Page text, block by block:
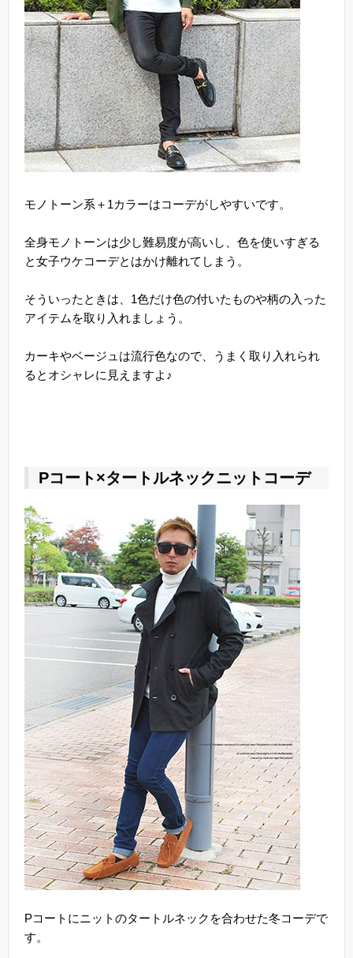
モノトーン系＋1カラーはコーデがしやすいです。
全身モノトーンは少し難易度が高いし、色を使いすぎる
と女子ウケコーデとはかけ離れてしまう。
そういったときは、1色だけ色の付いたものや柄の入った
アイテムを取り入れましょう。
カーキやベージュは流行色なので、うまく取り入れられ
るとオシャレに見えますよ♪
Pコート×タートルネックニットコーデ
Pコートにニットのタートルネックを合わせた冬コーデで
す。